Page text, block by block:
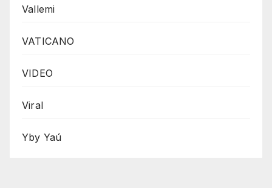
Vallemi
VATICANO
VIDEO
Viral
Yby Yaú